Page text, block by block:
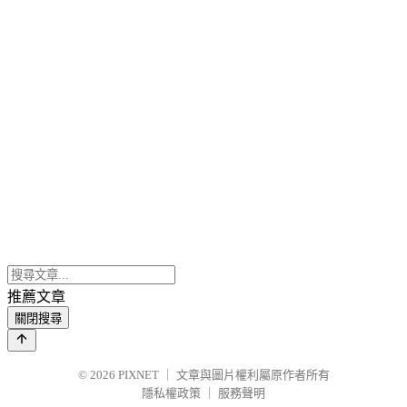
推薦文章
關閉搜尋
© 2026 PIXNET
文章與圖片權利屬原作者所有
隱私權政策
服務聲明